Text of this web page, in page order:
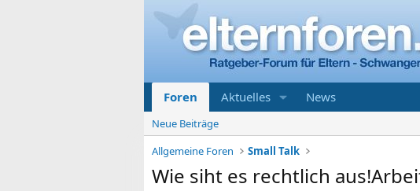
Foren Aktuelles News
Neue Beiträge
Allgemeine Foren
Small Talk
Wie siht es rechtlich